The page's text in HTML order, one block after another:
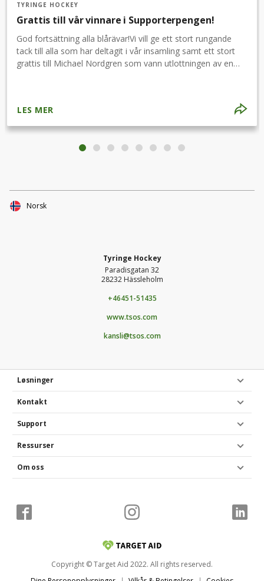
TYRINGE HOCKEY
Grattis till vår vinnare i Supporterpengen!
God fortsättning alla blårävar!Vi vill ge ett stort rungande
tack till alla som har deltagit i vår insamling samt ett stort
grattis till Michael Nordgren som vann utlottningen av en
LES MER
Tyringe Hockey
Paradisgatan 32
28232 Hässleholm
+46451-51435
www.tsos.com
kansli@tsos.com
Løsninger
Kontakt
Support
Ressurser
Om oss
Copyright © Target Aid 2022. All rights reserved.
Norsk